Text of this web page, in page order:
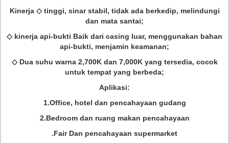
Kinerja ◇ tinggi, sinar stabil, tidak ada berkedip, melindungi
dan mata santai;
◇ kinerja api-bukti Baik dari casing luar, menggunakan bahan
api-bukti, menjamin keamanan;
◇ Dua suhu warna 2,700K dan 7,000K yang tersedia, cocok
untuk tempat yang berbeda;
Aplikasi:
1.Office, hotel dan pencahayaan gudang
2.Bedroom dan ruang makan pencahayaan
.Fair Dan pencahayaan supermarket